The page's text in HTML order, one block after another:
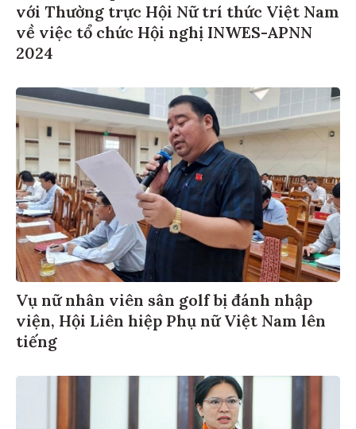
với Thường trực Hội Nữ trí thức Việt Nam
về việc tổ chức Hội nghị INWES-APNN
2024
Vụ nữ nhân viên sân golf bị đánh nhập
viện, Hội Liên hiệp Phụ nữ Việt Nam lên
tiếng